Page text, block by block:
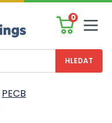
0
PECB